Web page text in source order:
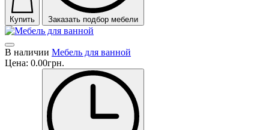
Купить Заказать подбор мебели
В наличии Мебель для ванной
Цена: 0.00грн.